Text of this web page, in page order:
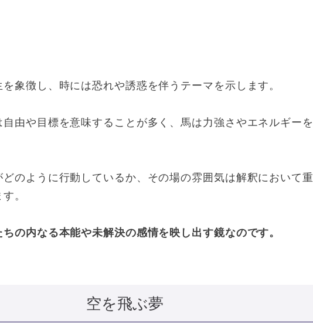
象徴し、時には恐れや誘惑を伴うテーマを示します。
自由や目標を意味することが多く、馬は力強さやエネルギーを
のように行動しているか、その場の雰囲気は解釈において重
。
の内なる本能や未解決の感情を映し出す鏡なのです。
空を飛ぶ夢